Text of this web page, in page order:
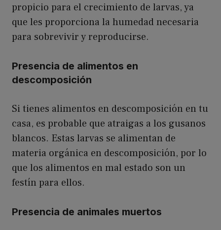
propicio para el crecimiento de larvas, ya
que les proporciona la humedad necesaria
para sobrevivir y reproducirse.
Presencia de alimentos en
descomposición
Si tienes alimentos en descomposición en tu
casa, es probable que atraigas a los gusanos
blancos. Estas larvas se alimentan de
materia orgánica en descomposición, por lo
que los alimentos en mal estado son un
festín para ellos.
Presencia de animales muertos